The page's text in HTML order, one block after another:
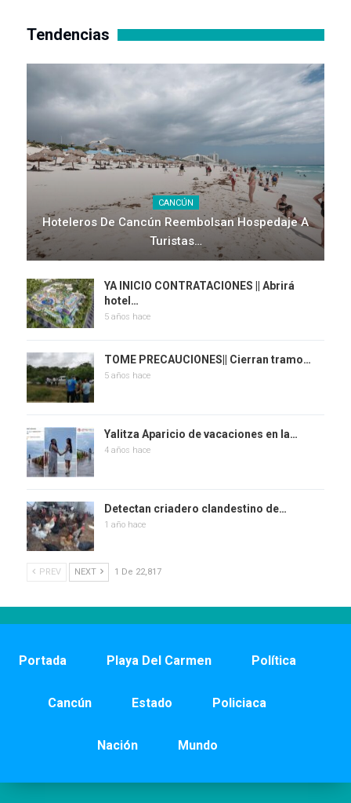
Tendencias
CANCÚN
Hoteleros De Cancún Reembolsan Hospedaje A
Turistas…
YA INICIO CONTRATACIONES || Abrirá
hotel…
5 años hace
TOME PRECAUCIONES|| Cierran tramo…
5 años hace
Yalitza Aparicio de vacaciones en la…
4 años hace
Detectan criadero clandestino de…
1 año hace
PREV NEXT 1 De 22,817
Portada Playa Del Carmen Política
Cancún Estado Policiaca
Nación Mundo